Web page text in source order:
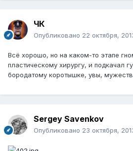
ЧК
Опубликовано 22 октября,
Всё хорошо, но на каком-то этапе
пластическому хирургу, и подкачал
бородатому коротышке, увы,
Sergey Savenkov
Опубликовано 23 октября,